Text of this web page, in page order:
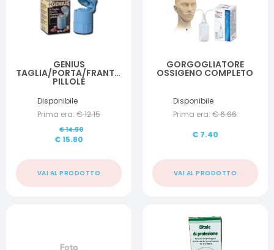
GENIUS
TAGLIA/PORTA/FRANTUMA
PILLOLE
Disponibile
Prima era: €12.15
€14.90
€15.80
VAI AL PRODOTTO
GORGOGLIATORE
OSSIGENO COMPLETO
Disponibile
Prima era: €6.66
€ 7.40
VAI AL PRODOTTO